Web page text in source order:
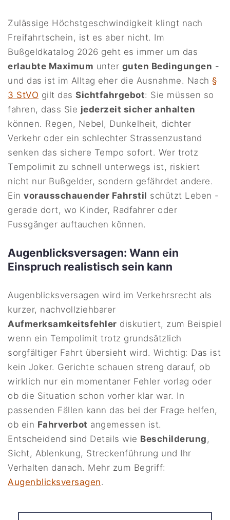
Zulässige Höchstgeschwindigkeit klingt nach
Freifahrtschein, ist es aber nicht. Im
Bußgeldkatalog 2026 geht es immer um das
erlaubte Maximum unter guten Bedingungen -
und das ist im Alltag eher die Ausnahme. Nach §
3 StVO gilt dasSichtfahrgebot: Sie müssen so
fahren, dass Sie jederzeit sicher anhalten
können. Regen, Nebel, Dunkelheit, dichter
Verkehr oder ein schlechter Strassenzustand
senken das sichere Tempo sofort. Wer trotz
Tempolimit zu schnell unterwegs ist, riskiert
nicht nur Bußgelder, sondern gefährdet andere.
Einvorausschauender Fahrstil schützt Leben -
gerade dort, wo Kinder, Radfahrer oder
Fussgänger auftauchen können.
Augenblicksversagen: Wann ein
Einspruch realistisch sein kann
Augenblicksversagen wird im Verkehrsrecht als
kurzer, nachvollziehbarer
Aufmerksamkeitsfehler diskutiert, zum Beispiel
wenn ein Tempolimit trotz grundsätzlich
sorgfältiger Fahrt übersieht wird. Wichtig: Das ist
kein Joker. Gerichte schauen streng darauf, ob
wirklich nur ein momentaner Fehler vorlag oder
ob die Situation schon vorher klar war. In
passenden Fällen kann das bei der Frage helfen,
ob ein Fahrverbot angemessen ist.
Entscheidend sind Details wie Beschilderung,
Sicht, Ablenkung, Streckenführung und Ihr
Verhalten danach. Mehr zum Begriff:
Augenblicksversagen.